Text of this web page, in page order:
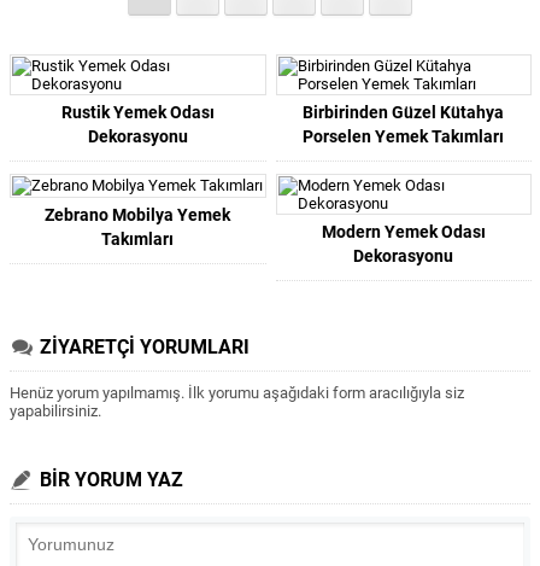
Rustik Yemek Odası
Dekorasyonu
Birbirinden Güzel Kütahya
Porselen Yemek Takımları
Zebrano Mobilya Yemek
Takımları
Modern Yemek Odası
Dekorasyonu
ZİYARETÇİ YORUMLARI
Henüz yorum yapılmamış. İlk yorumu aşağıdaki form aracılığıyla siz
yapabilirsiniz.
BİR YORUM YAZ